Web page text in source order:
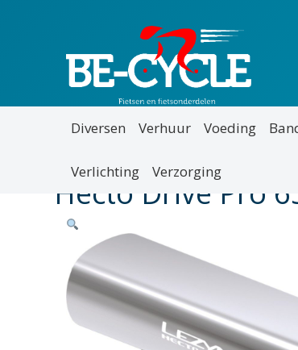
Diversen Verhuur Voeding
Verlichting Verzorging
Hecto Drive Pro